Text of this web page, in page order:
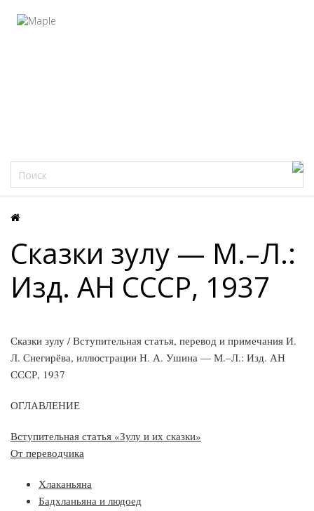
Сказки зулу — М.–Л.:
Изд. АН СССР, 1937
Сказки зулу / Вступительная статья, перевод и примечания И.
Л. Снегирёва, иллюстрации Н. А. Ушина — М.–Л.: Изд. АН
СССР, 1937
ОГЛАВЛЕНИЕ
Вступительная статья «Зулу и их сказки»
От переводчика
Хлаканьяна
Бадхланьяна и людоед